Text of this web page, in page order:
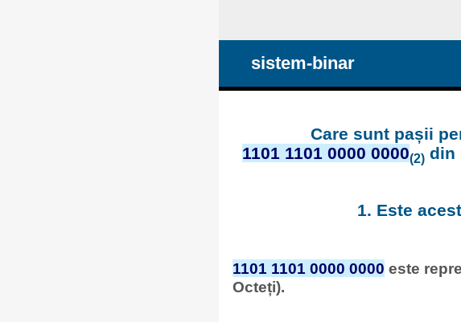
sistem-binar
Care sunt pașii
1101 1101 0000 0000(2)din
1. Este
1101 1101 0000 0000 este
Octeți).